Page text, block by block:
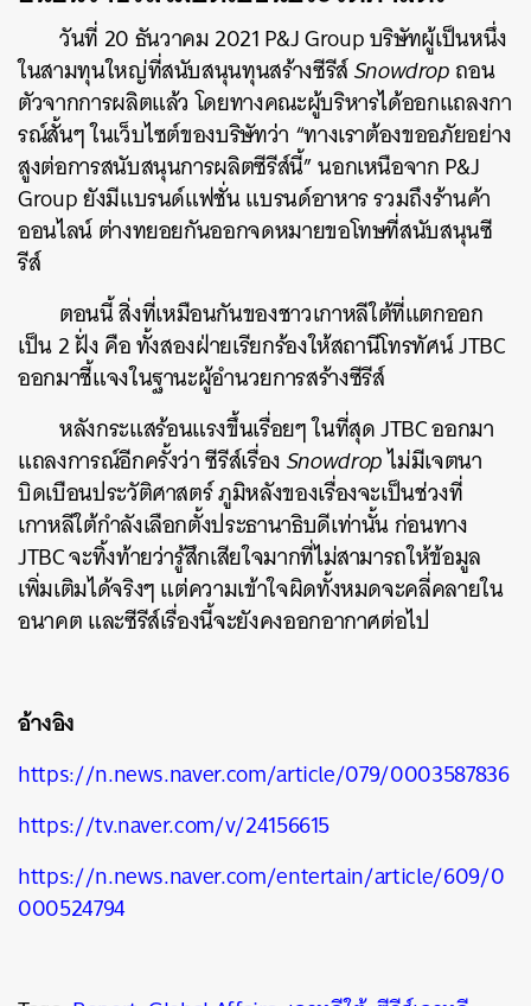
วันที่ 20 ธันวาคม 2021 P&J Group บริษัทผู้เป็นหนึ่ง
ในสามทุนใหญ่ที่สนับสนุนทุนสร้างซีรีส์Snowdropถอน
ตัวจากการผลิตแล้ว โดยทางคณะผู้บริหารได้ออกแถลงกา
รณ์สั้นๆ ในเว็บไซต์ของบริษัทว่า “ทางเราต้องขออภัยอย่าง
สูงต่อการสนับสนุนการผลิตซีรีส์นี้” นอกเหนือจาก P&J
Group ยังมีแบรนด์แฟชั่น แบรนด์อาหาร รวมถึงร้านค้า
ออนไลน์ ต่างทยอยกันออกจดหมายขอโทษที่สนับสนุนซี
รีส์
ตอนนี้ สิ่งที่เหมือนกันของชาวเกาหลีใต้ที่แตกออก
เป็น 2 ฝั่ง คือ ทั้งสองฝ่ายเรียกร้องให้สถานีโทรทัศน์ JTBC
ออกมาชี้แจงในฐานะผู้อำนวยการสร้างซีรีส์
หลังกระแสร้อนแรงขึ้นเรื่อยๆ ในที่สุด JTBC ออกมา
แถลงการณ์อีกครั้งว่า ซีรีส์เรื่องSnowdropไม่มีเจตนา
บิดเบือนประวัติศาสตร์ ภูมิหลังของเรื่องจะเป็นช่วงที่
เกาหลีใต้กำลังเลือกตั้งประธานาธิบดีเท่านั้น ก่อนทาง
JTBC จะทิ้งท้ายว่ารู้สึกเสียใจมากที่ไม่สามารถให้ข้อมูล
เพิ่มเติมได้จริงๆ แต่ความเข้าใจผิดทั้งหมดจะคลี่คลายใน
อนาคต และซีรีส์เรื่องนี้จะยังคงออกอากาศต่อไป
อ้างอิง
https://n.news.naver.com/article/079/0003587836
https://tv.naver.com/v/24156615
https://n.news.naver.com/entertain/article/609/0
000524794